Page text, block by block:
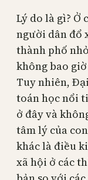
Lý do là gì? Ở
người dân đổ
thành phố
không bao
Tuy nhiên,
toán học nổi
ở đây và
tâm lý của
khác là điều
xã hội ở các